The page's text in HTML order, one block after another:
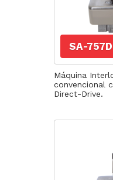
SA-
Máquina
convencional
Direct-Drive.